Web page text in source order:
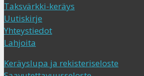
Taksvärkki-keräys
Uutiskirje
Yhteystiedot
Lahjoita
Keräyslupa ja rekisteriseloste